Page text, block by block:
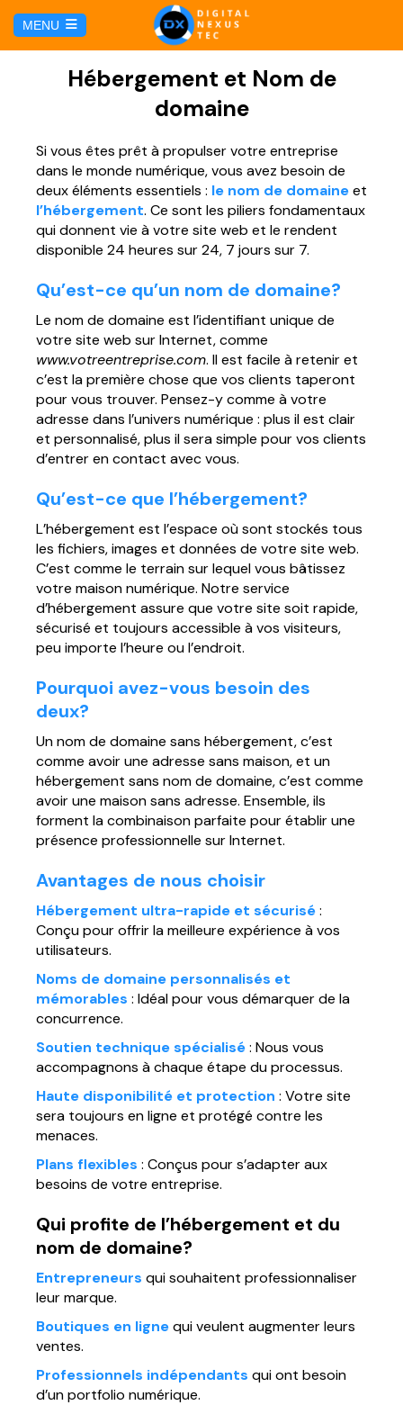
MENU
Hosting y Dominio
Gestión de Redes Sociales
Soluciones TI
Soporte Técnico
PÁGINAS
Página web para Agencias de Viaje
Página web para Restaurantes
Página web para Tiendas Virtuales
Página web para Empresas
MARKETING DIGITAL
Marketing por Facebook
Marketing por Google
BLOG
CONTÁCTANOS
Hébergement et Nom de
domaine
Si vous êtes prêt à propulser votre entreprise
dans le monde numérique, vous avez besoin de
deux éléments essentiels : le nom de domaineet
l’hébergement. Ce sont les piliers fondamentaux
qui donnent vie à votre site web et le rendent
disponible 24 heures sur 24, 7 jours sur 7.
Qu’est-ce qu’un nom de domaine?
Le nom de domaine est l’identifiant unique de
votre site web sur Internet, comme
www.votreentreprise.com. Il est facile à retenir et
c’est la première chose que vos clients taperont
pour vous trouver. Pensez-y comme à votre
adresse dans l’univers numérique : plus il est clair
et personnalisé, plus il sera simple pour vos clients
d’entrer en contact avec vous.
Qu’est-ce que l’hébergement?
L’hébergement est l’espace où sont stockés tous
les fichiers, images et données de votre site web.
C’est comme le terrain sur lequel vous bâtissez
votre maison numérique. Notre service
d’hébergement assure que votre site soit rapide,
sécurisé et toujours accessible à vos visiteurs,
peu importe l’heure ou l’endroit.
Pourquoi avez-vous besoin des
deux?
Un nom de domaine sans hébergement, c’est
comme avoir une adresse sans maison, et un
hébergement sans nom de domaine, c’est comme
avoir une maison sans adresse. Ensemble, ils
forment la combinaison parfaite pour établir une
présence professionnelle sur Internet.
Avantages de nous choisir
Hébergement ultra-rapide et sécurisé:
Conçu pour offrir la meilleure expérience à vos
utilisateurs.
Noms de domaine personnalisés et
mémorables : Idéal pour vous démarquer de la
concurrence.
Soutien technique spécialisé: Nous vous
accompagnons à chaque étape du processus.
Haute disponibilité et protection : Votre site
sera toujours en ligne et protégé contre les
menaces.
Plans flexibles : Conçus pour s’adapter aux
besoins de votre entreprise.
Qui profite de l’hébergement et du
nom de domaine?
Entrepreneurs qui souhaitent professionnaliser
leur marque.
Boutiques en lignequi veulent augmenter leurs
ventes.
Professionnels indépendants qui ont besoin
d’un portfolio numérique.